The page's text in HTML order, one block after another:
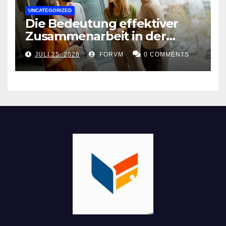
UNCATEGORIZED
Die Bedeutung effektiver
Zusammenarbeit in der
Arbeitswelt
JULI 25, 2026 FORVM 0 COMMENTS